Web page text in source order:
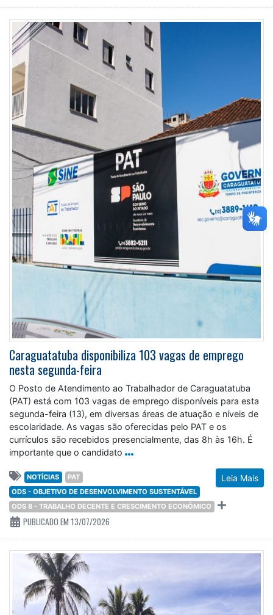
Caraguatatuba disponibiliza 103 vagas de emprego
nesta segunda-feira
O Posto de Atendimento ao Trabalhador de Caraguatatuba
(PAT) está com 103 vagas de emprego disponíveis para esta
segunda-feira (13), em diversas áreas de atuação e níveis de
escolaridade. As vagas são oferecidas pelo PAT e os
currículos são recebidos presencialmente, das 8h às 16h. É
importante que o candidato
Leia Mais
NOTÍCIAS
PAT
ODS - OBJETIVO DE DESENVOLVIMENTO SUSTENTÁVEL
ODS 8 - TRABALHO DECENTE E CRESCIMENTO ECONÔMICO
PUBLICADO EM 13/07/2026